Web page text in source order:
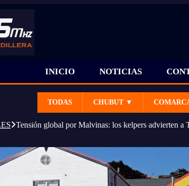
INICIO NOTICIAS
TODAS CHUBUT ▼
Tensión global por Malvinas: los kelpers advierten